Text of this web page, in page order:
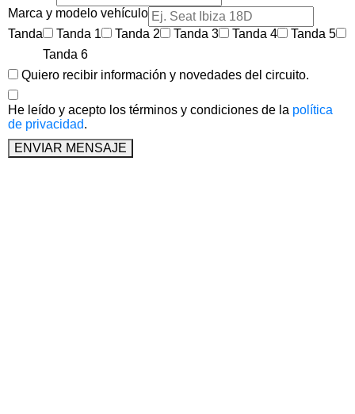
Marca y modelo vehículo
Tanda
Tanda 1 Tanda 2 Tanda 3 Tanda 4
Tanda 5
Tanda 6
Quiero recibir información y novedades del circuito.
He leído y acepto los términos y condiciones de la política
de privacidad.
ENVIAR MENSAJE